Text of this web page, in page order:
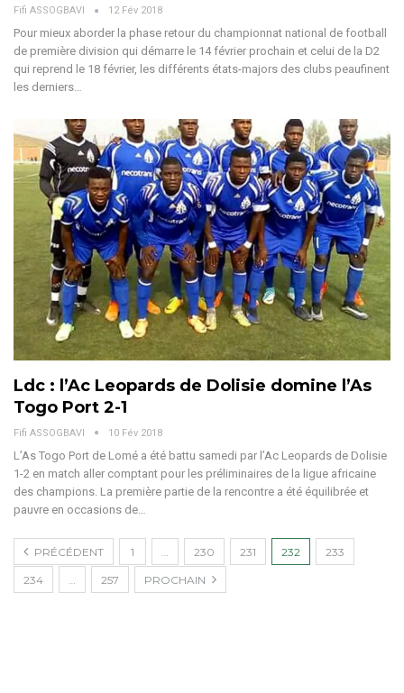
Fifi ASSOGBAVI 12 Fév 2018
Pour mieux aborder la phase retour du championnat national de football
de première division qui démarre le 14 février prochain et celui de la D2
qui reprend le 18 février, les différents états-majors des clubs peaufinent
les derniers…
Ldc : l’Ac Leopards de Dolisie domine l’As
Togo Port 2-1
Fifi ASSOGBAVI 10 Fév 2018
L’As Togo Port de Lomé a été battu samedi par l’Ac Leopards de Dolisie
1-2 en match aller comptant pour les préliminaires de la ligue africaine
des champions. La première partie de la rencontre a été équilibrée et
pauvre en occasions de…
PRÉCÉDENT 1 230 231 232 233
234 257 PROCHAIN